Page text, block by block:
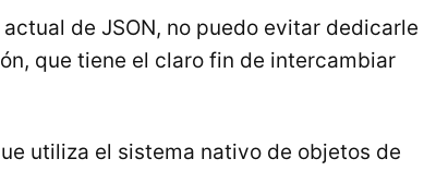
de JSON, no puedo evitar dedicarle
que tiene el claro fin de intercambiar
utiliza el sistema nativo de objetos de